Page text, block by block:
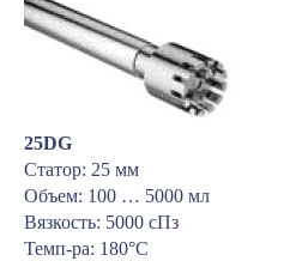
25DG
Статор: 25 мм
Объем: 100 … 5000 мл
Вязкость: 5000 сПз
Темп-ра: 180°С